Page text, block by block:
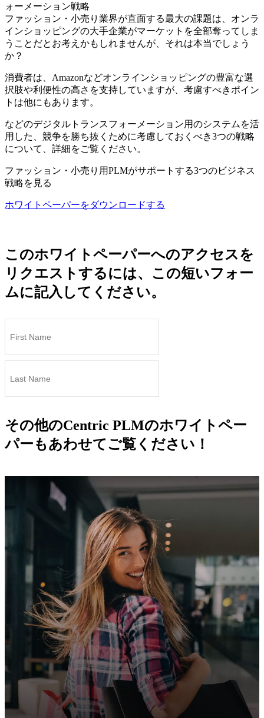
ォーメーション戦略
ファッション・小売り業界が直面する最大の課題は、オンラ
インショッピングの大手企業がマーケットを全部奪ってしま
うことだとお考えかもしれませんが、それは本当でしょう
か？
消費者は、Amazonなどオンラインショッピングの豊富な選
択肢や利便性の高さを支持していますが、考慮すべきポイン
トは他にもあります。
などのデジタルトランスフォーメーション用のシステムを活
用した、競争を勝ち抜くために考慮しておくべき3つの戦略
について、詳細をご覧ください。
ファッション・小売り用PLMがサポートする3つのビジネス
戦略を見る
ホワイトペーパーをダウンロードする
このホワイトペーパーへのアクセスを
リクエストするには、この短いフォー
ムに記入してください。
その他のCentric PLMのホワイトペー
パーもあわせてご覧ください！